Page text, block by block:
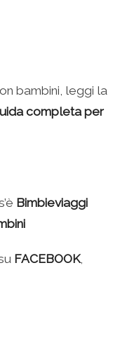
bambini, leggi la
completa per
Bimbieviaggi
FACEBOOK,